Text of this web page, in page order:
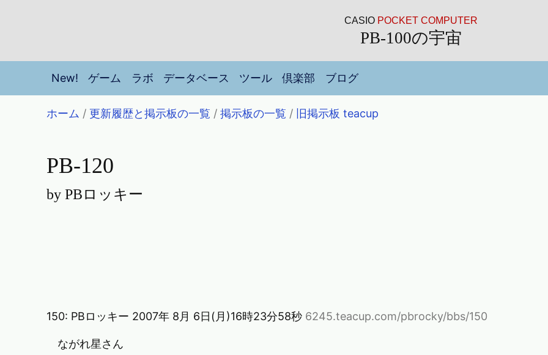
CASIO POCKET COMPUTER
PB-100の宇宙
New! ゲーム ラボ データベース ツール 倶楽部 ブログ
ホーム / 更新履歴と掲示板の一覧 /掲示板の一覧 / 旧掲示板 teacup
PB-120
by PBロッキー
150: PBロッキー 2007年 8月 6日(月)16時23分58秒 6245.teacup.com/pbrocky/bbs/150
ながれ星さん